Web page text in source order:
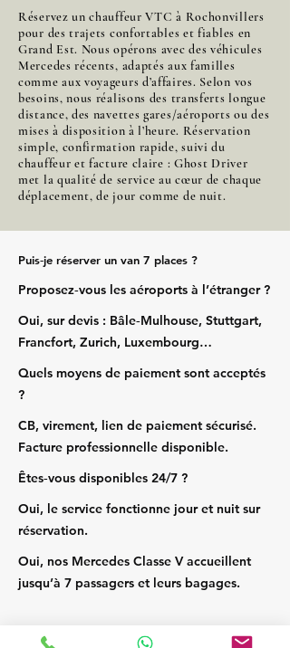
Réservez un chauffeur VTC à Rochonvillers
pour des trajets confortables et fiables en
Grand Est. Nous opérons avec des véhicules
Mercedes récents, adaptés aux familles
comme aux voyageurs d’affaires. Selon vos
besoins, nous réalisons des transferts longue
distance, des navettes gares/aéroports ou des
mises à disposition à l’heure. Réservation
simple, confirmation rapide, suivi du
chauffeur et facture claire : Ghost Driver
met la qualité de service au cœur de chaque
déplacement, de jour comme de nuit.
Puis‑je réserver un van 7 places ?
Proposez‑vous les aéroports à l’étranger ?
Oui, sur devis : Bâle‑Mulhouse, Stuttgart,
Francfort, Zurich, Luxembourg…
Quels moyens de paiement sont acceptés
?
CB, virement, lien de paiement sécurisé.
Facture professionnelle disponible.
Êtes‑vous disponibles 24/7 ?
Oui, le service fonctionne jour et nuit sur
réservation.
Oui, nos Mercedes Classe V accueillent
jusqu’à 7 passagers et leurs bagages.